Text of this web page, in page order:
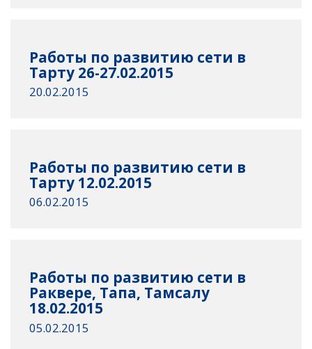
Работы по развитию сети в
Тарту 26-27.02.2015
20.02.2015
Работы по развитию сети в
Тарту 12.02.2015
06.02.2015
Работы по развитию сети в
Раквере, Тапа, Тамсалу
18.02.2015
05.02.2015